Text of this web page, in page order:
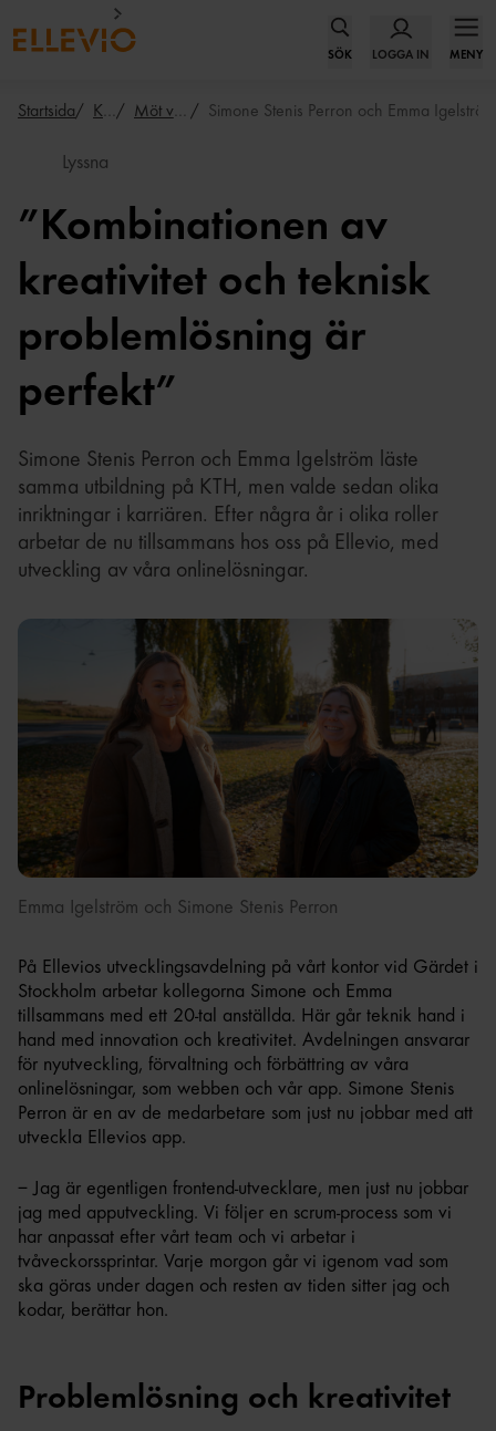
SÖK LOGGA IN MENY
Startsida Simone Stenis Perron och Emma Igelström
Lyssna
”Kombinationen av
kreativitet och teknisk
problemlösning är
perfekt”
Simone Stenis Perron och Emma Igelström läste
samma utbildning på KTH, men valde sedan olika
inriktningar i karriären. Efter några år i olika roller
arbetar de nu tillsammans hos oss på Ellevio, med
utveckling av våra onlinelösningar.
Emma Igelström och Simone Stenis Perron
På Ellevios utvecklingsavdelning på vårt kontor vid Gärdet i
Stockholm arbetar kollegorna Simone och Emma
tillsammans med ett 20-tal anställda. Här går teknik hand i
hand med innovation och kreativitet. Avdelningen ansvarar
för nyutveckling, förvaltning och förbättring av våra
onlinelösningar, som webben och vår app. Simone Stenis
Perron är en av de medarbetare som just nu jobbar med att
utveckla Ellevios app.
– Jag är egentligen frontend-utvecklare, men just nu jobbar
jag med apputveckling. Vi följer en scrum-process som vi
har anpassat efter vårt team och vi arbetar i
tvåveckorssprintar. Varje morgon går vi igenom vad som
ska göras under dagen och resten av tiden sitter jag och
kodar, berättar hon.
Problemlösning och kreativitet